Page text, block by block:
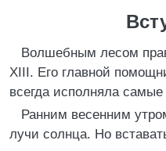
Волшебным лесом
ХIII. Его главной
всегда исполняла
Ранним весенним
лучи солнца. Но